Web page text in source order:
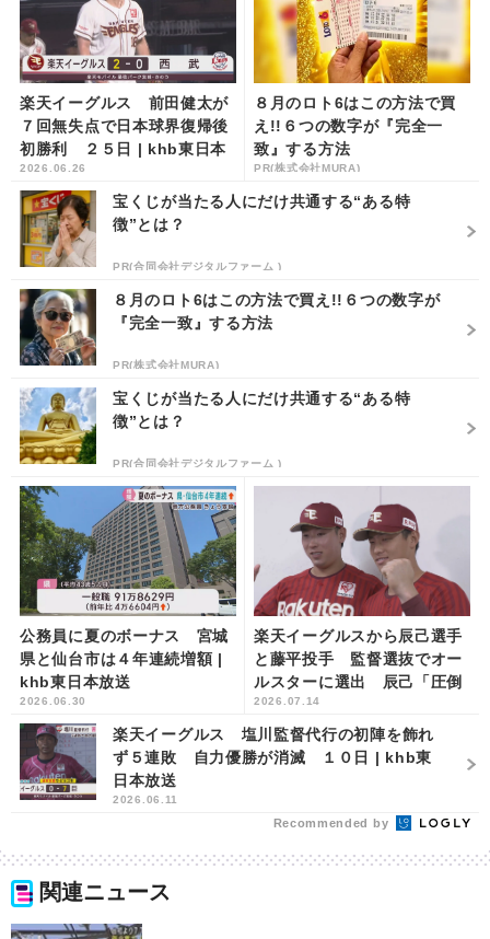
楽天イーグルス 前田健太が
７回無失点で日本球界復帰後
初勝利 ２５日 | khb東日本
放送
2026.06.26
８月のロト6はこの方法で買
え!!６つの数字が『完全一
致』する方法
PR(株式会社MURA)
宝くじが当たる人にだけ共通する“ある特
徴”とは？
PR(合同会社デジタルファーム )
８月のロト6はこの方法で買え!!６つの数字が
『完全一致』する方法
PR(株式会社MURA)
宝くじが当たる人にだけ共通する“ある特
徴”とは？
PR(合同会社デジタルファーム )
公務員に夏のボーナス 宮城
県と仙台市は４年連続増額 |
khb東日本放送
2026.06.30
楽天イーグルスから辰己選手
と藤平投手 監督選抜でオー
ルスターに選出 辰己「圧倒
できるように頑張りたい」藤
平「１回は選ばれ...
2026.07.14
楽天イーグルス 塩川監督代行の初陣を飾れ
ず５連敗 自力優勝が消滅 １０日 | khb東
日本放送
2026.06.11
Recommended by
関連ニュース